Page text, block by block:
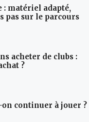
: matériel adapté,
pas sur le parcours
acheter de clubs :
?
continuer à jouer ?